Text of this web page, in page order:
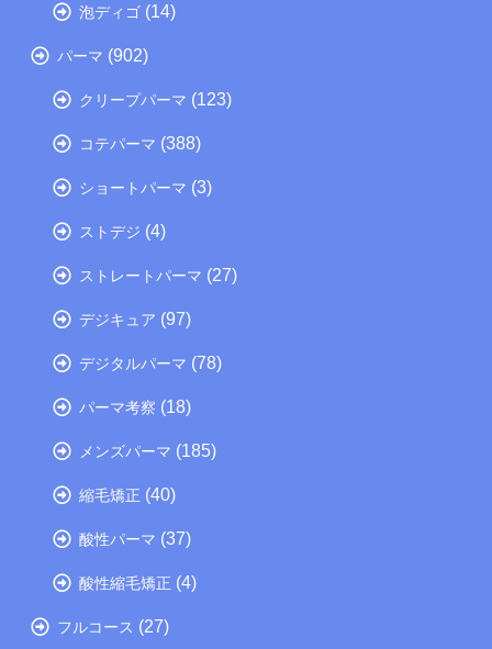
泡ディゴ (14)
パーマ (902)
クリープパーマ (123)
コテパーマ (388)
ショートパーマ (3)
ストデジ (4)
ストレートパーマ (27)
デジキュア (97)
デジタルパーマ (78)
パーマ考察 (18)
メンズパーマ (185)
縮毛矯正 (40)
酸性パーマ (37)
酸性縮毛矯正 (4)
フルコース (27)